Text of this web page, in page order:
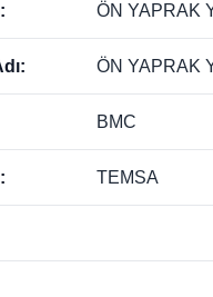
ÖN YAPRAK
ÖN YAPRAK
BMC
TEMSA